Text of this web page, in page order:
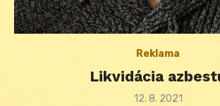
Reklama
Likvidácia
Posted
12. 8. 2021